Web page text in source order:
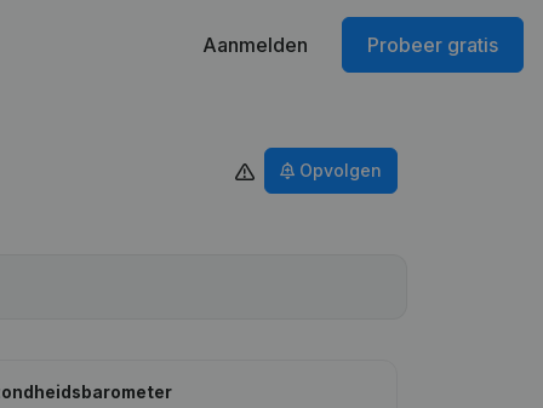
Aanmelden Probeer gratis
Opvolgen